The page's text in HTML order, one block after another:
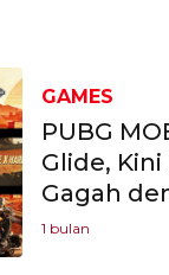
GAMES
PUBG
Glide,
Gagah
1 bulan